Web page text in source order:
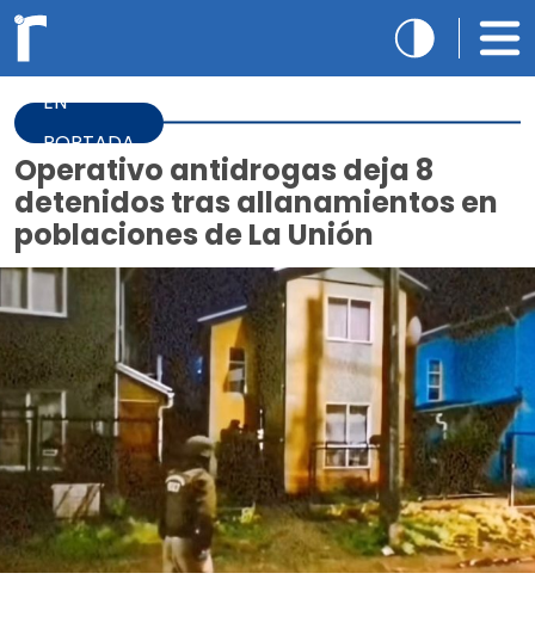
EN
PORTADA
Operativo antidrogas deja 8
detenidos tras allanamientos en
poblaciones de La Unión